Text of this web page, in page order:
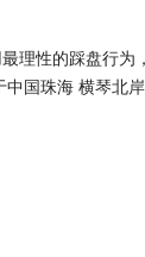
理性的踩盘行